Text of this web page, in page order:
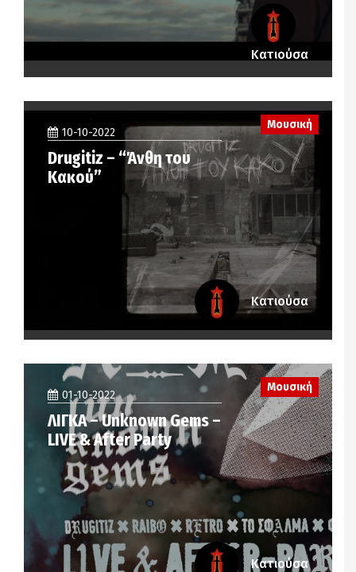
Κατιούσα
10-10-2022
Drugitiz – “Άνθη του
Κακού”
Μουσική
Κατιούσα
01-10-2022
ΛΙΓΚΑ – Unknown Gems –
LIVE & After Party
Μουσική
Κατιούσα